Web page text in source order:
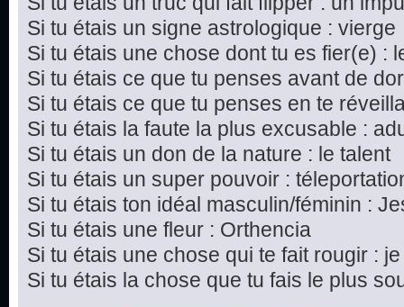
Si tu étais un signe astrologique : vierge
Si tu étais une chose dont tu es fier(e) :
Si tu étais ce que tu penses avant de
Si tu étais ce que tu penses en te
Si tu étais la faute la plus excusable :
Si tu étais un don de la nature : le talent
Si tu étais un super pouvoir :
Si tu étais ton idéal masculin/féminin :
Si tu étais une fleur : Orthencia
Si tu étais une chose qui te fait rougir :
Si tu étais la chose que tu fais le plus